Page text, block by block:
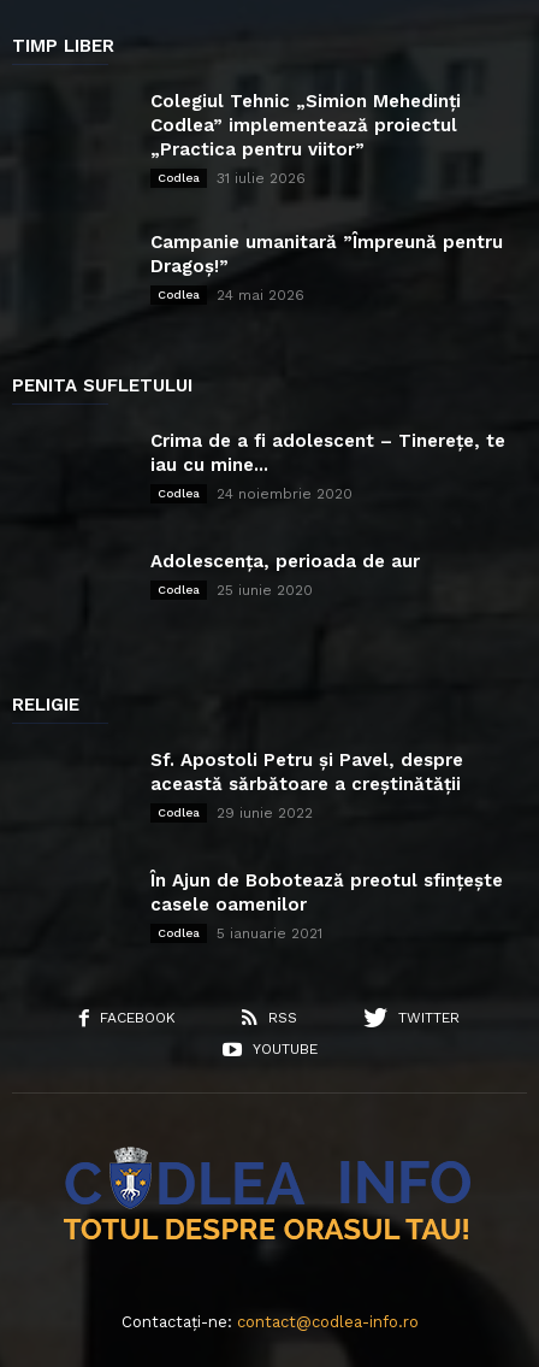
TIMP LIBER
Colegiul Tehnic „Simion Mehedinți
Codlea” implementează proiectul
„Practica pentru viitor”
Codlea 31 iulie 2026
Campanie umanitară ”Împreună pentru
Dragoș!”
Codlea 24 mai 2026
PENITA SUFLETULUI
Crima de a fi adolescent – Tinerețe, te
iau cu mine...
Codlea 24 noiembrie 2020
Adolescența, perioada de aur
Codlea 25 iunie 2020
RELIGIE
Sf. Apostoli Petru și Pavel, despre
această sărbătoare a creștinătății
Codlea 29 iunie 2022
În Ajun de Bobotează preotul sfințește
casele oamenilor
Codlea 5 ianuarie 2021
FACEBOOK RSS
TWITTER
YOUTUBE
Contactați-ne: contact@codlea-info.ro